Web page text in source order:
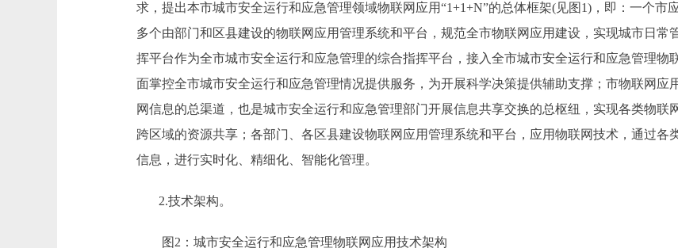
求，提出本市城市安全运行和应急管理领域物联网应用“1+1+N”的总体框架(见图1)，即：一个市
多个由部门和区县建设的物联网应用管理系统和平台，规范全市物联网应用建设，实现城市日常
挥平台作为全市城市安全运行和应急管理的综合指挥平台，接入全市城市安全运行和应急管理物
面掌控全市城市安全运行和应急管理情况提供服务，为开展科学决策提供辅助支撑；市物联网应
网信息的总渠道，也是城市安全运行和应急管理部门开展信息共享交换的总枢纽，实现各类物联
跨区域的资源共享；各部门、各区县建设物联网应用管理系统和平台，应用物联网技术，通过各
信息，进行实时化、精细化、智能化管理。
2.技术架构。
图2：城市安全运行和应急管理物联网应用技术架构